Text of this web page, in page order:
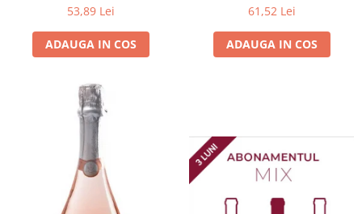
53,89 Lei
ADAUGA IN COS
61,52 Lei
ADAUGA IN COS